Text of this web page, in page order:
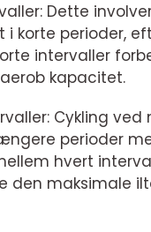
Dette
i korte perioder,
intervaller
kapacitet.
Cykling
perioder
hvert
den maksimale